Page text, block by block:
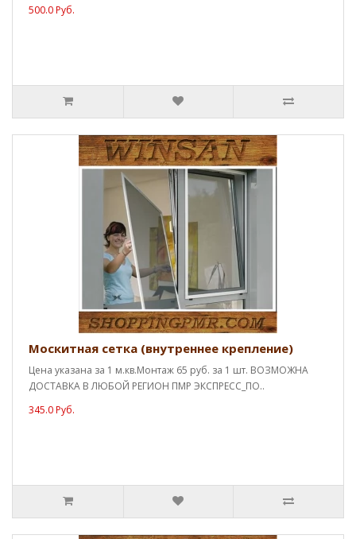
500.0 Руб.
Москитная сетка (внутреннее крепление)
Цена указана за 1 м.кв.Монтаж 65 руб. за 1 шт. ВОЗМОЖНА
ДОСТАВКА В ЛЮБОЙ РЕГИОН ПМР ЭКСПРЕСС_ПО..
345.0 Руб.